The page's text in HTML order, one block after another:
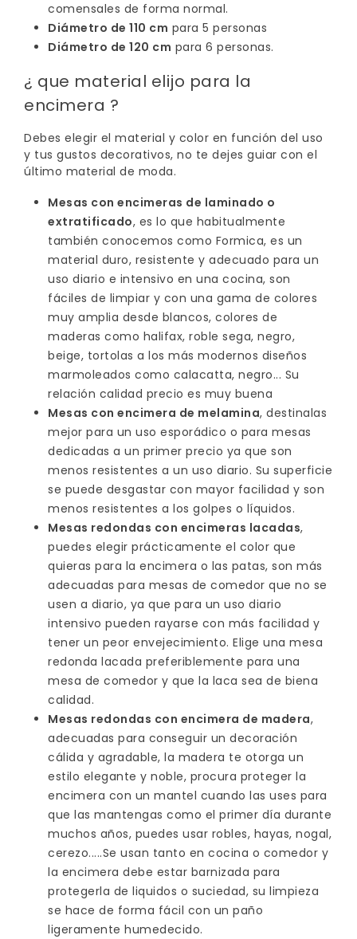
comensales de forma normal.
Diámetro de 110 cm para 5 personas
Diámetro de 120 cm para 6 personas.
¿ que material elijo para la
encimera ?
Debes elegir el material y color en función del uso
y tus gustos decorativos, no te dejes guiar con el
último material de moda.
Mesas con encimeras de laminado o
extratificado, es lo que habitualmente
también conocemos como Formica, es un
material duro, resistente y adecuado para un
uso diario e intensivo en una cocina, son
fáciles de limpiar y con una gama de colores
muy amplia desde blancos, colores de
maderas como halifax, roble sega, negro,
beige, tortolas a los más modernos diseños
marmoleados como calacatta, negro... Su
relación calidad precio es muy buena
Mesas con encimera de melamina, destinalas
mejor para un uso esporádico o para mesas
dedicadas a un primer precio ya que son
menos resistentes a un uso diario. Su superficie
se puede desgastar con mayor facilidad y son
menos resistentes a los golpes o líquidos.
Mesas redondas con encimeras lacadas,
puedes elegir prácticamente el color que
quieras para la encimera o las patas, son más
adecuadas para mesas de comedor que no se
usen a diario, ya que para un uso diario
intensivo pueden rayarse con más facilidad y
tener un peor envejecimiento. Elige una mesa
redonda lacada preferiblemente para una
mesa de comedor y que la laca sea de biena
calidad.
Mesas redondas con encimera de madera,
adecuadas para conseguir un decoración
cálida y agradable, la madera te otorga un
estilo elegante y noble, procura proteger la
encimera con un mantel cuando las uses para
que las mantengas como el primer día durante
muchos años, puedes usar robles, hayas, nogal,
cerezo.....Se usan tanto en cocina o comedor y
la encimera debe estar barnizada para
protegerla de liquidos o suciedad, su limpieza
se hace de forma fácil con un paño
ligeramente humedecido.